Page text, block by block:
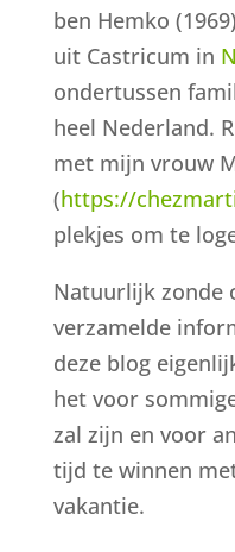
ben Hemko
uit Castricum in
ondertussen
heel Nederland.
met mijn vrouw
(https://
plekjes om te
Natuurlijk zonde
verzamelde
deze blog
het voor
zal zijn en voor
tijd te winnen
vakantie.